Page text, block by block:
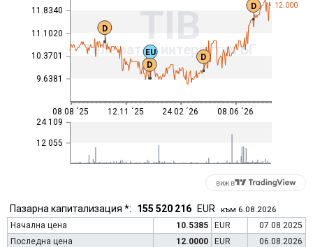
9.6381
10.3701
11.1020
11.8340 TIB
Телематик интерактив БГ
12 055
24 109
12.000
08.08 ´25 12.11 ´25 24.02 ´26 08.06 ´26
D
D
EU
D
D
виж в
Пазарна капитализация *: 155 520 216 EUR към 6.08.2026
Начална цена
10.5385 EUR
07.08.2025
Последна цена
12.0000 EUR
06.08.2026